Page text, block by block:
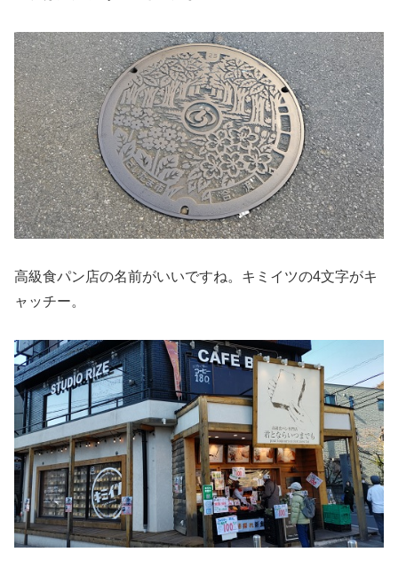
高級食パン店の名前がいいですね。キミイツの4文字がキ
ャッチー。